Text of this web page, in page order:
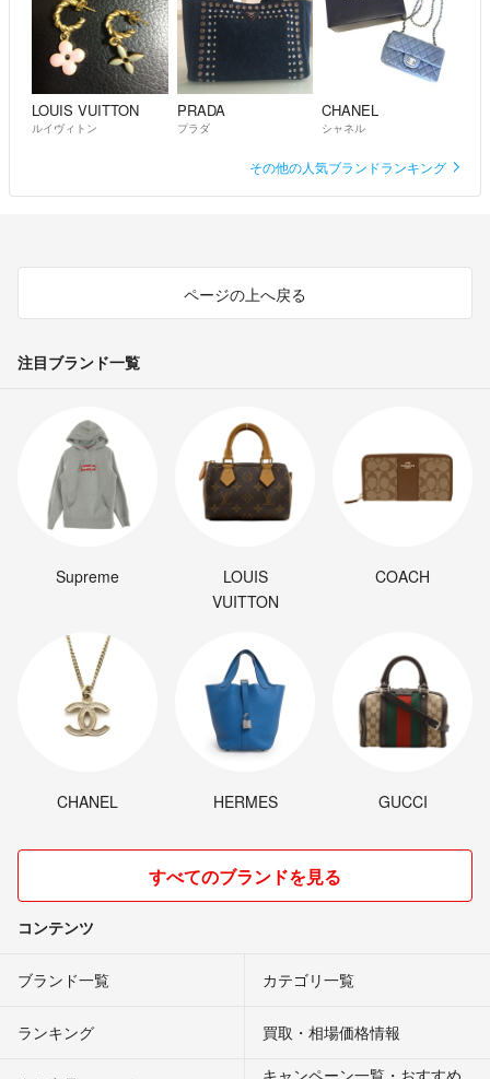
LOUIS VUITTON
ルイヴィトン
PRADA
プラダ
CHANEL
シャネル
その他の人気ブランドランキング
ページの上へ戻る
注目ブランド一覧
Supreme
LOUIS
VUITTON
COACH
CHANEL HERMES GUCCI
すべてのブランドを見る
コンテンツ
ブランド一覧 カテゴリ一覧
ランキング 買取・相場価格情報